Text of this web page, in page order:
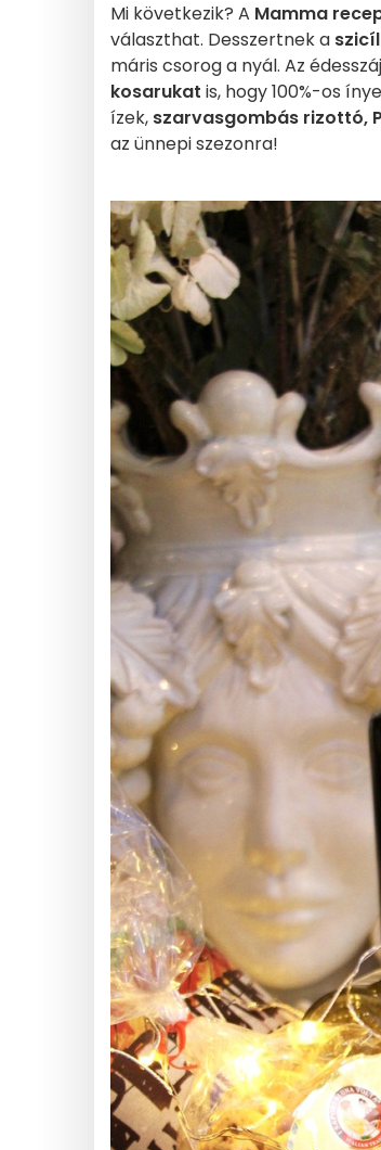
Mi következik? A Mamma
választhat. Desszertnek a
máris csorog a nyál. Az
kosarukat is, hogy 100%-os
ízek, szarvasgombás rizottó,
az ünnepi szezonra!